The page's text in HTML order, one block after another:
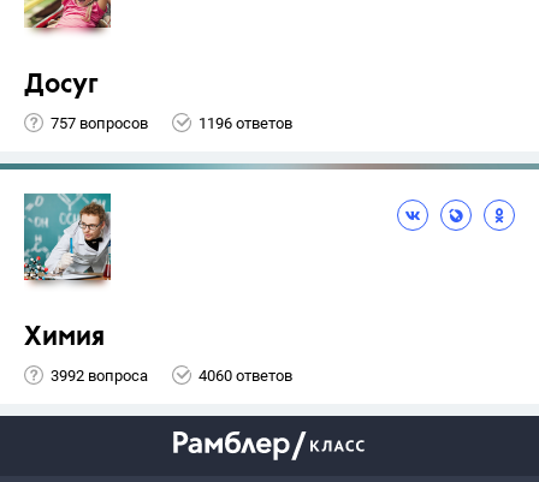
Досуг
757 вопросов 1196 ответов
Химия
3992 вопроса 4060 ответов